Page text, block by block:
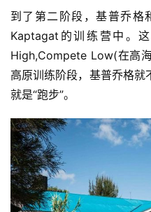
到了第二阶段，基普乔格
Kaptagat的训练营中。
High,Compete Low(在高
高原训练阶段，基普乔格就
就是“跑步”。